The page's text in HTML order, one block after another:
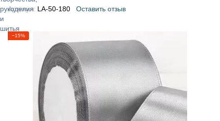
Артикул: LA-50-180 Оставить отзыв
−15%